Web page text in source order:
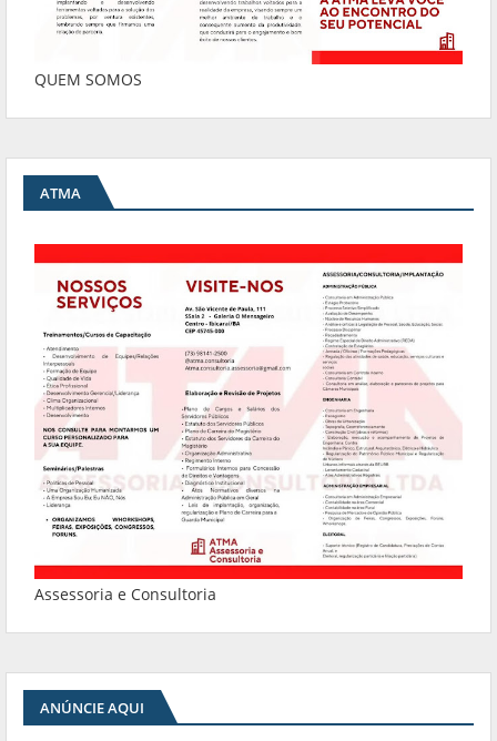
QUEM SOMOS
ATMA
Assessoria e Consultoria
ANÚNCIE AQUI